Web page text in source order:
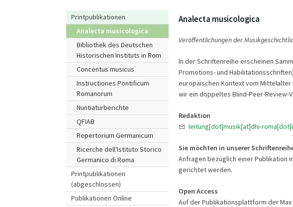
Printpublikationen
Analecta musicologica
Bibliothek des Deutschen
Historischen Instituts in Rom
Concentus musicus
Instructiones Pontificum
Romanorum
Nuntiaturberichte
QFIAB
Repertorium Germanicum
Ricerche dell'Istituto Storico
Germanico di Roma
Printpublikationen
(abgeschlossen)
Publikationen Online
Analecta musicologica
Veröffentlichungen der
In der Schriftenreihe erscheinen
Promotions- und
europäischen Kontext vom
wir ein doppeltes Blind-Peer-Review-
Redaktion
leitung[dot]musik[at]dhi-
Sie möchten in unserer
Anfragen bezüglich einer Publikation
gerichtet werden.
Open Access
Auf der Publikationsplattform der Max